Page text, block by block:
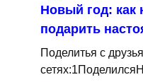
Новый год: как
подарить
Поделитья с